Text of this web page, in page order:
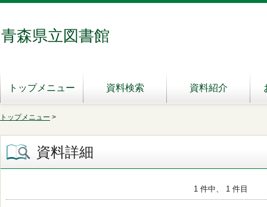
青森県立図書館
トップメニュー 資料検索 資料紹介
トップメニュー >
資料詳細
1 件中、 1 件目